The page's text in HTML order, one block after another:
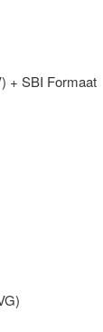
+ SBI Formaat